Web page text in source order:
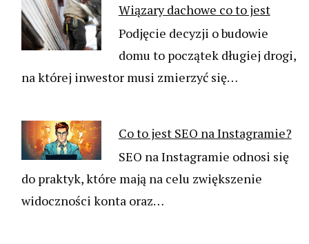
Wiązary dachowe co to jest
Podjęcie decyzji o budowie
domu to początek długiej drogi,
na której inwestor musi zmierzyć się…
Co to jest SEO na Instagramie?
SEO na Instagramie odnosi się
do praktyk, które mają na celu zwiększenie
widoczności konta oraz…